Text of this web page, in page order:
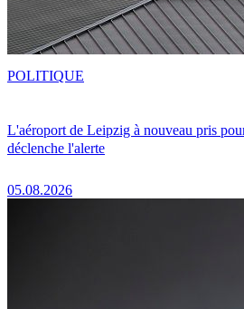
L'aéroport de Leipzig à nouveau pris
déclenche l'alerte
05.08.2026
POLITIQUE